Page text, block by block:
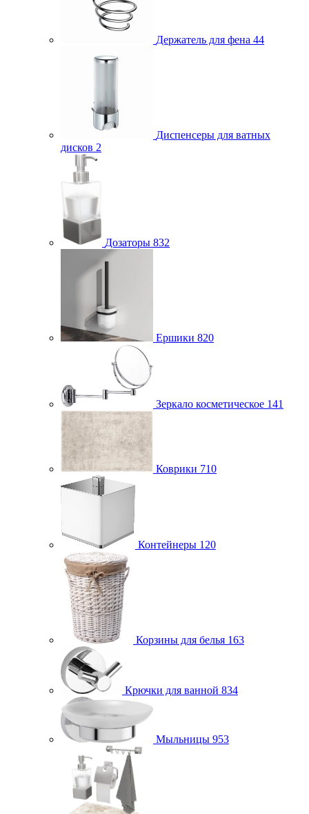
Держатель для фена 44
Диспенсеры для ватных
дисков 2
Дозаторы 832
Ершики 820
Зеркало косметическое 141
Коврики 710
Контейнеры 120
Корзины для белья 163
Крючки для ванной 834
Мыльницы 953